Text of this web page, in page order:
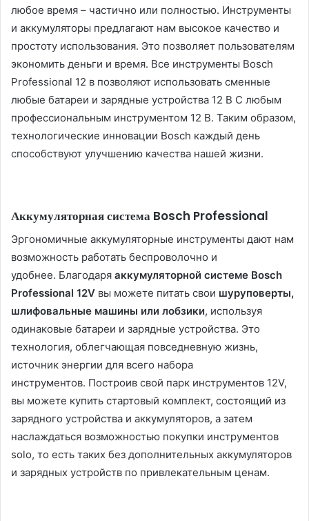
любое время – частично или полностью. Инструменты
и аккумуляторы предлагают нам высокое качество и
простоту использования. Это позволяет пользователям
экономить деньги и время. Все инструменты Bosch
Professional 12 в позволяют использовать сменные
любые батареи и зарядные устройства 12 В С любым
профессиональным инструментом 12 В. Таким образом,
технологические инновации Bosch каждый день
способствуют улучшению качества нашей жизни.
Аккумуляторная система Bosch Professional
Эргономичные аккумуляторные инструменты дают нам
возможность работать беспроволочно и
удобнее. Благодаря аккумуляторной системе Bosch
Professional 12V вы можете питать свои шуруповерты,
шлифовальные машины или лобзики, используя
одинаковые батареи и зарядные устройства. Это
технология, облегчающая повседневную жизнь,
источник энергии для всего набора
инструментов. Построив свой парк инструментов 12V,
вы можете купить стартовый комплект, состоящий из
зарядного устройства и аккумуляторов, а затем
наслаждаться возможностью покупки инструментов
solo, то есть таких без дополнительных аккумуляторов
и зарядных устройств по привлекательным ценам.